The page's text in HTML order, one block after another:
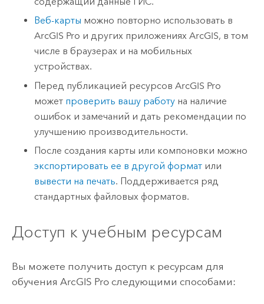
Веб-карты можно повторно использовать в
ArcGIS Pro и других приложениях ArcGIS, в том
числе в браузерах и на мобильных
устройствах.
Перед публикацией ресурсовArcGIS Pro
может проверить вашу работу на наличие
ошибок и замечаний и дать рекомендации по
улучшению производительности.
После создания карты или компоновки можно
экспортировать ее в другой формат или
вывести на печать. Поддерживается ряд
стандартных файловых форматов.
Доступ к учебным ресурсам
Вы можете получить доступ к ресурсам для
обучения ArcGIS Proследующими способами: